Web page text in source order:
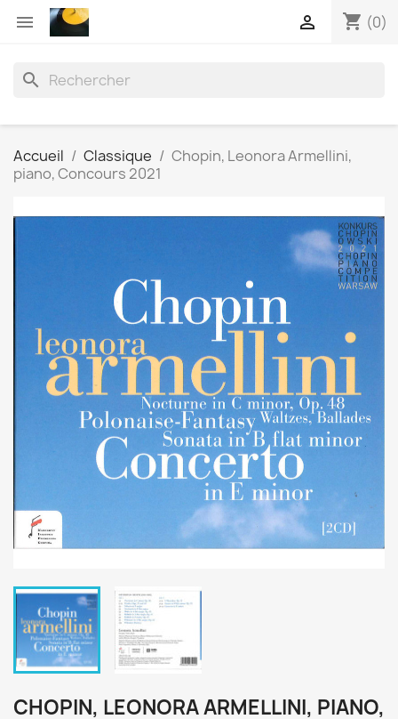
 shopping_cart (0)

search
Accueil Classique
Chopin, Leonora Armellini,
piano, Concours 2021
CHOPIN, LEONORA ARMELLINI, PIANO,